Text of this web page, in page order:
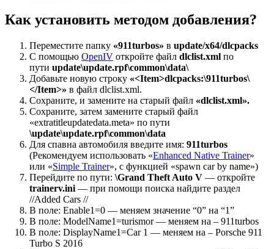
Как установить методом добавления?
Переместите папку «911turbos» в update/x64/dlcpacks
С помощью OpenIV откройте файл dlclist.xml по
пути update\update.rpf\common\data\
Добавьте новую строку «<Item>dlcpacks:\911turbos\
</Item>» в файл dlclist.xml.
Сохраните, и замените на старый файл «dlclist.xml».
Сохраните, затем замените старый файл
«extratitleupdatedata.meta» по пути
\update\update.rpf\common\data
Для спавна автомобиля введите имя: 911turbos
(Рекомендуем использовать «Enhanced Native Trainer»
или «Simple Trainer», с функцией «spawn car by name»)
Перейдите по пути: \Grand Theft Auto V — откройте
trainerv.ini — при помощи поиска найдите раздел
//Added Cars //
В поле: Enable1=0 — меняем значение “0” на “1”
В поле: ModelName1=turismor — меняем на – 911turbos
В поле: DisplayName1=Car 1 — меняем на – Porsche 911
Turbo S 2016